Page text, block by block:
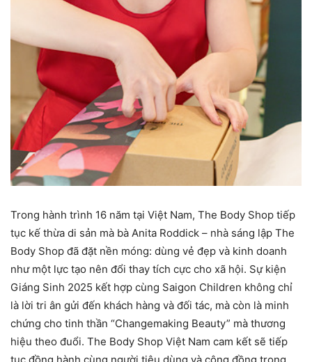
Trong hành trình 16 năm tại Việt Nam, The Body Shop tiếp
tục kế thừa di sản mà bà Anita Roddick – nhà sáng lập The
Body Shop đã đặt nền móng: dùng vẻ đẹp và kinh doanh
như một lực tạo nên đổi thay tích cực cho xã hội. Sự kiện
Giáng Sinh 2025 kết hợp cùng Saigon Children không chỉ
là lời tri ân gửi đến khách hàng và đối tác, mà còn là minh
chứng cho tinh thần “Changemaking Beauty” mà thương
hiệu theo đuổi. The Body Shop Việt Nam cam kết sẽ tiếp